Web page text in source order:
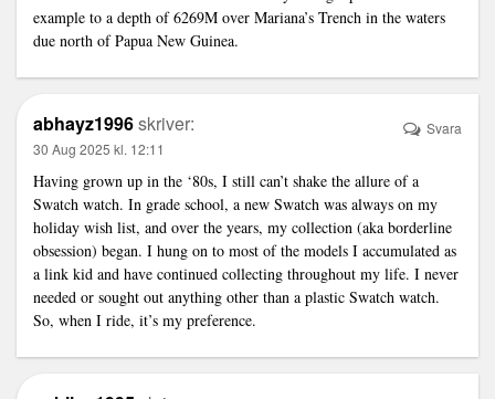
example to a depth of 6269M over Mariana’s Trench in the waters
due north of Papua New Guinea.
abhayz1996skriver:
30 Aug 2025 kl. 12:11
Having grown up in the ‘80s, I still can’t shake the allure of a
Swatch watch. In grade school, a new Swatch was always on my
holiday wish list, and over the years, my collection (aka borderline
obsession) began. I hung on to most of the models I accumulated as
a link kid and have continued collecting throughout my life. I never
needed or sought out anything other than a plastic Swatch watch.
So, when I ride, it’s my preference.
Svara